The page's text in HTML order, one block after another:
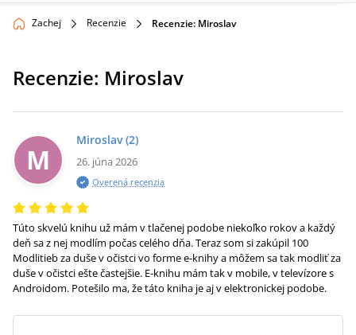
Zachej Recenzie Recenzie: Miroslav
Recenzie: Miroslav
M
Miroslav (2)
26. júna 2026
Overená recenzia
Túto skvelú knihu už mám v tlačenej podobe niekoľko rokov a každý
deň sa z nej modlím počas celého dňa. Teraz som si zakúpil 100
Modlitieb za duše v očistci vo forme e-knihy a môžem sa tak modliť za
duše v očistci ešte častejšie. E-knihu mám tak v mobile, v televízore s
Androidom. Potešilo ma, že táto kniha je aj v elektronickej podobe.